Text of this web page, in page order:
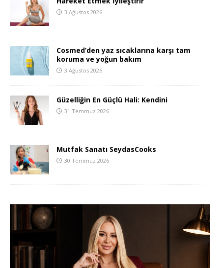
3 Ağustos 2026
Cosmed’den yaz sıcaklarına karşı tam
koruma ve yoğun bakım
3 Ağustos 2026
Güzelliğin En Güçlü Hali: Kendini
31 Temmuz 2026
Mutfak Sanatı SeydasCooks
30 Temmuz 2026